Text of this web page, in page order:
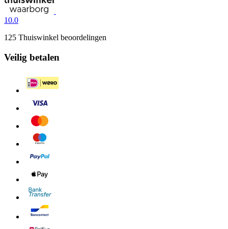
10.0
125 Thuiswinkel beoordelingen
Veilig betalen